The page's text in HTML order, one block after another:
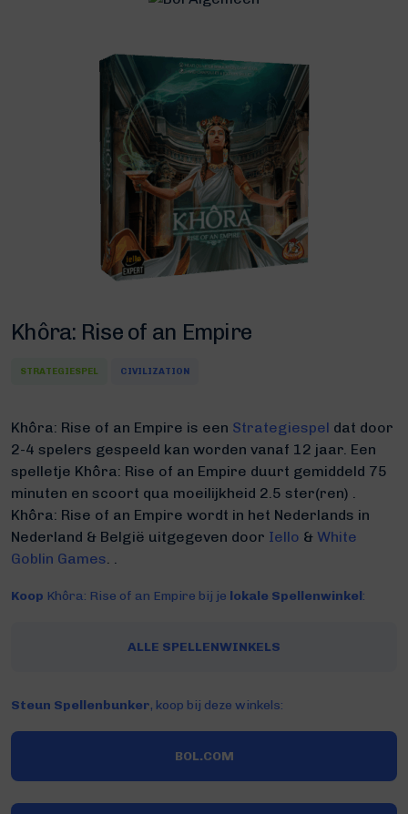
Khôra: Rise of an Empire
STRATEGIESPEL CIVILIZATION
Khôra: Rise of an Empire is een Strategiespel dat door
2-4 spelers gespeeld kan worden vanaf 12 jaar. Een
spelletje Khôra: Rise of an Empire duurt gemiddeld 75
minuten en scoort qua moeilijkheid 2.5 ster(ren) .
Khôra: Rise of an Empire wordt in het Nederlands in
Nederland & België uitgegeven door Iello & White
Goblin Games. .
Koop Khôra: Rise of an Empire bij je lokale Spellenwinkel:
ALLE SPELLENWINKELS
Steun Spellenbunker, koop bij deze winkels:
BOL.COM